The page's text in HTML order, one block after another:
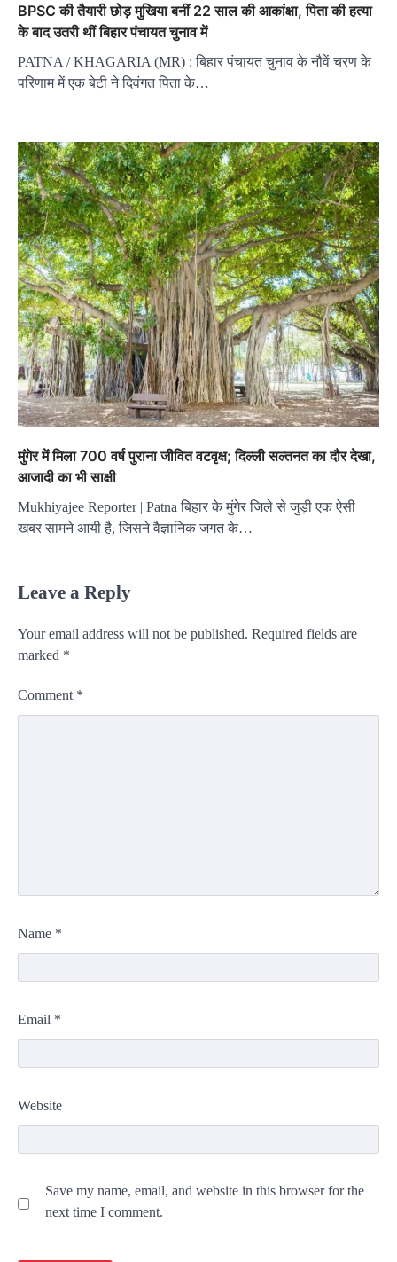
BPSC की तैयारी छोड़ मुखिया बनीं 22 साल की आकांक्षा, पिता की हत्या
के बाद उतरी थीं बिहार पंचायत चुनाव में
PATNA / KHAGARIA (MR) : बिहार पंचायत चुनाव के नौवें चरण के
परिणाम में एक बेटी ने दिवंगत पिता के…
मुंगेर में मिला 700 वर्ष पुराना जीवित वटवृक्ष; दिल्ली सल्तनत का दौर देखा,
आजादी का भी साक्षी
Mukhiyajee Reporter | Patna बिहार के मुंगेर जिले से जुड़ी एक ऐसी
खबर सामने आयी है, जिसने वैज्ञानिक जगत के…
Leave a Reply
Your email address will not be published. Required fields are
marked *
Comment *
Name *
Email *
Website
Save my name, email, and website in this browser for the
next time I comment.